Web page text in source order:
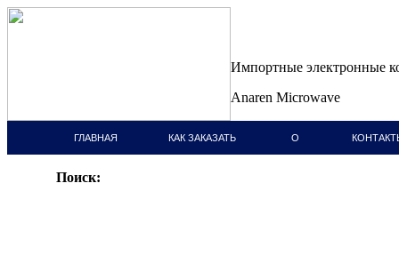
Импортные электронные
Anaren Microwave
ГЛАВНАЯ КАК ЗАКАЗАТЬ О
Поиск: